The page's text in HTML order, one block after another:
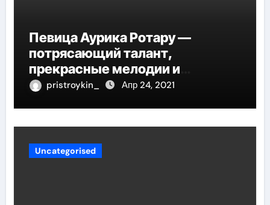
Певица Аурика Ротару —
потрясающий талант,
прекрасные мелодии и
интересные моменты из её
pristroykin_ Апр 24, 2021
Uncategorised